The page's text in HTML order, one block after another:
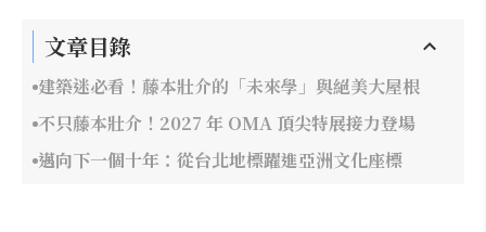
文章目錄
建築迷必看！藤本壯介的「未來學」與絕美大屋根
不只藤本壯介！2027 年 OMA 頂尖特展接力登場
邁向下一個十年：從台北地標躍進亞洲文化座標